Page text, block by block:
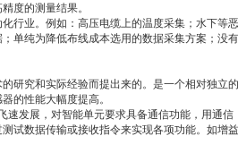
度的测量结果。
行业。例如：高压电缆上的温度采集；水下等恶
单纯为降低布线成本选用的数据采集方案；没有
研究和实际经验而提出来的。是一个相对独立的
的性能大幅度提高。
发展，对智能单元要求具备通信功能，用通信
试数据传输或接收指令来实现各项功能。如增益